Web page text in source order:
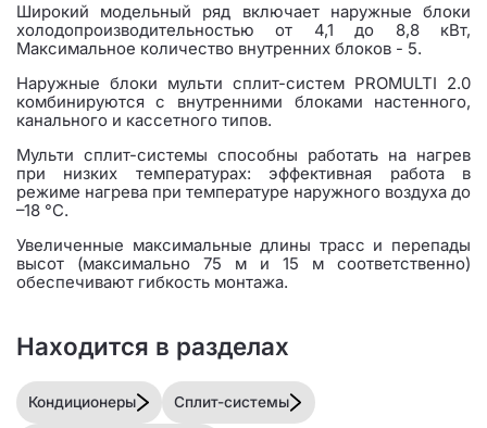
Широкий модельный ряд включает наружные блоки
холодопроизводительностью от 4,1 до 8,8 кВт,
Максимальное количество внутренних блоков - 5.
Наружные блоки мульти сплит-систем PROMULTI 2.0
комбинируются с внутренними блоками настенного,
канального и кассетного типов.
Мульти сплит-системы способны работать на нагрев
при низких температурах: эффективная работа в
режиме нагрева при температуре наружного воздуха до
–18 °C.
Увеличенные максимальные длины трасс и перепады
высот (максимально 75 м и 15 м соответственно)
обеспечивают гибкость монтажа.
Находится в разделах
Кондиционеры Сплит-системы